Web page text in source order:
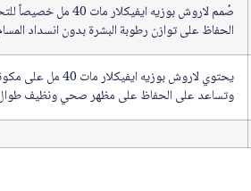
صُمم لاروش بوزيه
الحفاظ على توازن رطوبة البشرة بدون انسداد
يحتوي لاروش بوزيه
وتساعد على الحفاظ على مظهر صحي ونظيف طوال